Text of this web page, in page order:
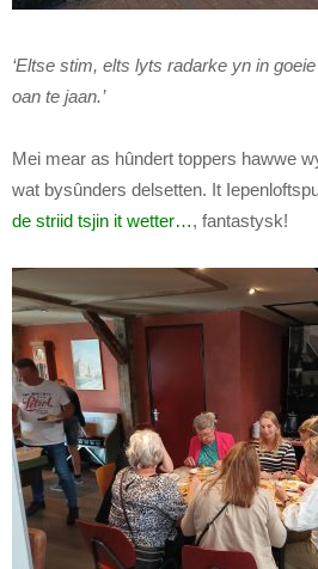
‘Eltse stim, elts lyts radarke yn in
oan te jaan.’
Mei mear as hûndert toppers hawwe
wat bysûnders delsetten. It
de striid tsjin it wetter…, fantastysk!